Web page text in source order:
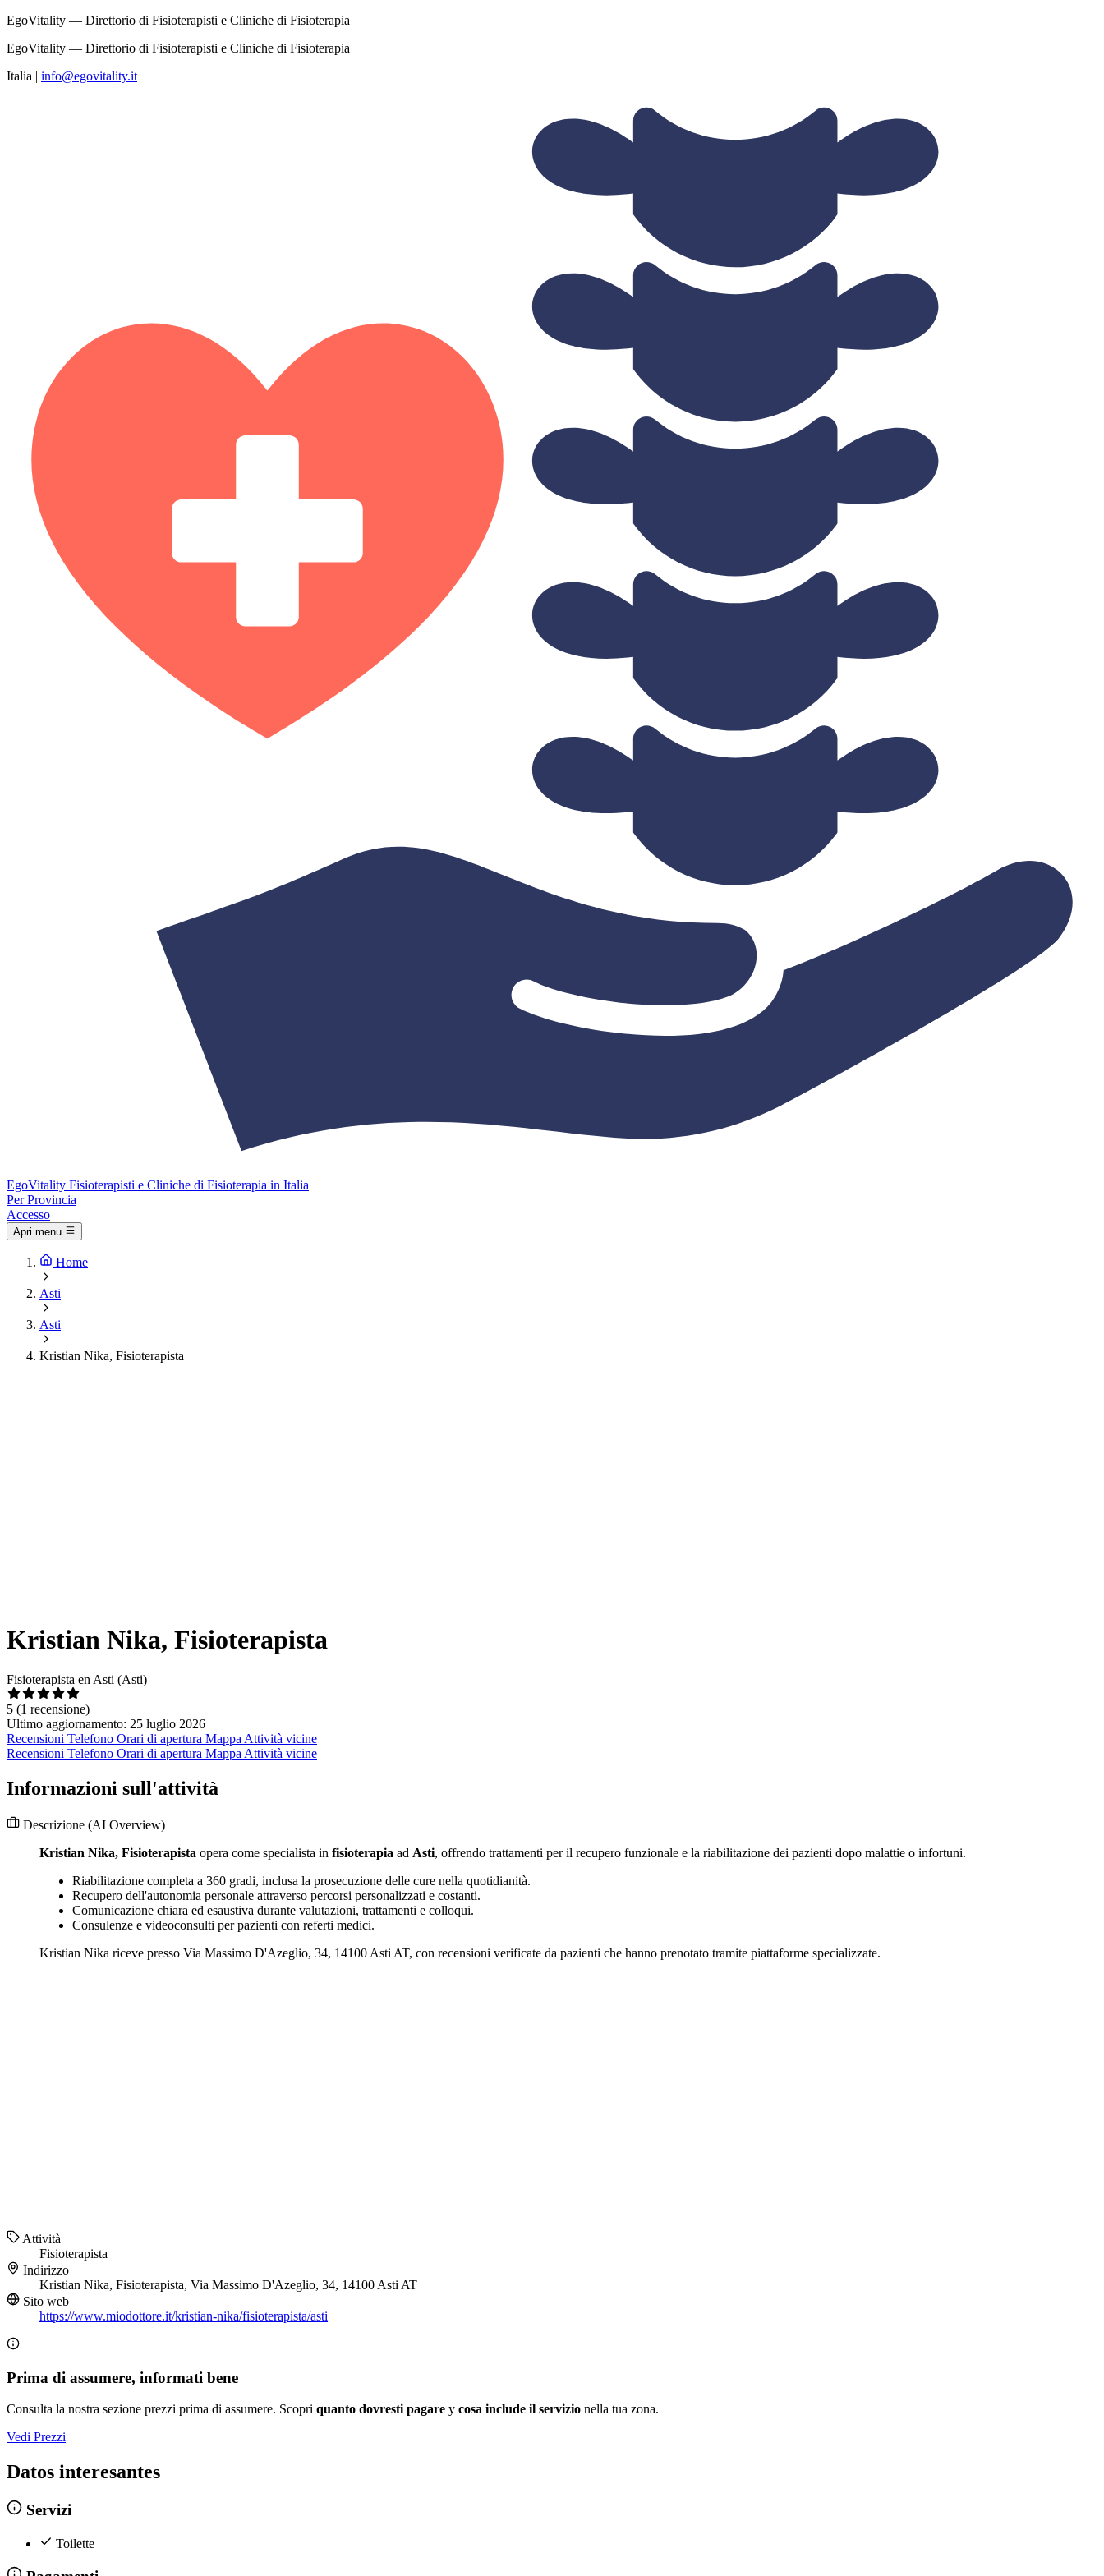
EgoVitality — Direttorio di Fisioterapisti e Cliniche di Fisioterapia
EgoVitality — Direttorio di Fisioterapisti e Cliniche di Fisioterapia
Italia | info@egovitality.it
EgoVitality Fisioterapisti e Cliniche di Fisioterapia in Italia
Per Provincia
Accesso
Apri menu
Home
Asti
Asti
Kristian Nika, Fisioterapista
Kristian Nika, Fisioterapista
Fisioterapista en Asti (Asti)
5 (1 recensione)
Ultimo aggiornamento: 25 luglio 2026
Recensioni Telefono Orari di apertura Mappa Attività vicine
Recensioni Telefono Orari di apertura Mappa Attività vicine
Informazioni sull'attività
Descrizione (AI Overview)
Kristian Nika, Fisioterapista opera come specialista in fisioterapia ad Asti, offrendo trattamenti per il recupero funzionale e la riabilitazione dei pazienti dopo malattie o infortuni.
Riabilitazione completa a 360 gradi, inclusa la prosecuzione delle cure nella quotidianità.
Recupero dell'autonomia personale attraverso percorsi personalizzati e costanti.
Comunicazione chiara ed esaustiva durante valutazioni, trattamenti e colloqui.
Consulenze e videoconsulti per pazienti con referti medici.
Kristian Nika riceve presso Via Massimo D'Azeglio, 34, 14100 Asti AT, con recensioni verificate da pazienti che hanno prenotato tramite piattaforme specializzate.
Attività
Fisioterapista
Indirizzo
Kristian Nika, Fisioterapista, Via Massimo D'Azeglio, 34, 14100 Asti AT
Sito web
https://www.miodottore.it/kristian-nika/fisioterapista/asti
Prima di assumere, informati bene
Consulta la nostra sezione prezzi prima di assumere. Scopri quanto dovresti pagare y cosa include il servizio nella tua zona.
Vedi Prezzi
Datos interesantes
Servizi
Toilette